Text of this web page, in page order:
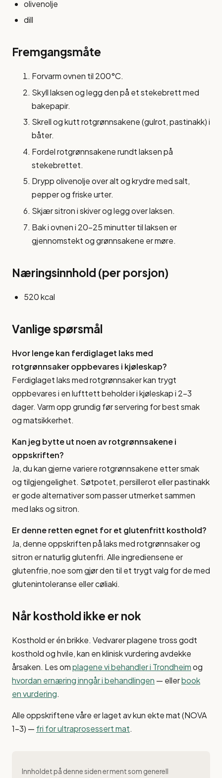
olivenolje
dill
Fremgangsmåte
Forvarm ovnen til 200°C.
Skyll laksen og legg den på et stekebrett med
bakepapir.
Skrell og kutt rotgrønnsakene (gulrot, pastinakk) i
båter.
Fordel rotgrønnsakene rundt laksen på
stekebrettet.
Drypp olivenolje over alt og krydre med salt,
pepper og friske urter.
Skjær sitron i skiver og legg over laksen.
Bak i ovnen i 20-25 minutter til laksen er
gjennomstekt og grønnsakene er møre.
Næringsinnhold (per porsjon)
520 kcal
Vanlige spørsmål
Hvor lenge kan ferdiglaget laks med
rotgrønnsaker oppbevares i kjøleskap?
Ferdiglaget laks med rotgrønnsaker kan trygt
oppbevares i en lufttett beholder i kjøleskap i 2-3
dager. Varm opp grundig før servering for best smak
og matsikkerhet.
Kan jeg bytte ut noen av rotgrønnsakene i
oppskriften?
Ja, du kan gjerne variere rotgrønnsakene etter smak
og tilgjengelighet. Søtpotet, persillerot eller pastinakk
er gode alternativer som passer utmerket sammen
med laks og sitron.
Er denne retten egnet for et glutenfritt kosthold?
Ja, denne oppskriften på laks med rotgrønnsaker og
sitron er naturlig glutenfri. Alle ingrediensene er
glutenfrie, noe som gjør den til et trygt valg for de med
glutenintoleranse eller cøliaki.
Når kosthold ikke er nok
Kosthold er én brikke. Vedvarer plagene tross godt
kosthold og hvile, kan en klinisk vurdering avdekke
årsaken. Les omplagene vi behandler i Trondheimog
hvordan ernæring inngår i behandlingen — ellerbook
en vurdering.
Alle oppskriftene våre er laget av kun ekte mat (NOVA
1–3) — fri for ultraprosessert mat.
Innholdet på denne siden er ment som generell